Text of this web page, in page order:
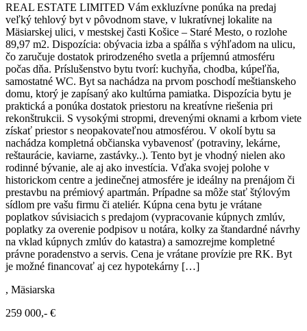
REAL ESTATE LIMITED Vám exkluzívne ponúka na predaj
veľký tehlový byt v pôvodnom stave, v lukratívnej lokalite na
Mäsiarskej ulici, v mestskej časti Košice – Staré Mesto, o rozlohe
89,97 m2. Dispozícia: obývacia izba a spálňa s výhľadom na ulicu,
čo zaručuje dostatok prirodzeného svetla a príjemnú atmosféru
počas dňa. Príslušenstvo bytu tvorí: kuchyňa, chodba, kúpeľňa,
samostatné WC. Byt sa nachádza na prvom poschodí meštianskeho
domu, ktorý je zapísaný ako kultúrna pamiatka. Dispozícia bytu je
praktická a ponúka dostatok priestoru na kreatívne riešenia pri
rekonštrukcii. S vysokými stropmi, drevenými oknami a krbom viete
získať priestor s neopakovateľnou atmosférou. V okolí bytu sa
nachádza kompletná občianska vybavenosť (potraviny, lekárne,
reštaurácie, kaviarne, zastávky..). Tento byt je vhodný nielen ako
rodinné bývanie, ale aj ako investícia. Vďaka svojej polohe v
historickom centre a jedinečnej atmosfére je ideálny na prenájom či
prestavbu na prémiový apartmán. Prípadne sa môže stať štýlovým
sídlom pre vašu firmu či ateliér. Kúpna cena bytu je vrátane
poplatkov súvisiacich s predajom (vypracovanie kúpnych zmlúv,
poplatky za overenie podpisov u notára, kolky za štandardné návrhy
na vklad kúpnych zmlúv do katastra) a samozrejme kompletné
právne poradenstvo a servis. Cena je vrátane provízie pre RK. Byt
je možné financovať aj cez hypotekárny […]
, Mäsiarska
259 000,- €